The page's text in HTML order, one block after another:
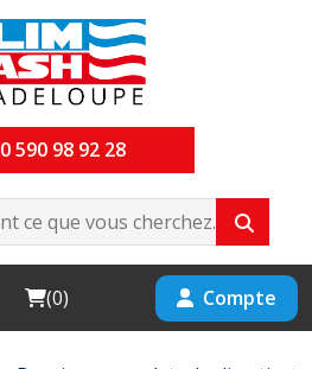
590 98 92 28
Cart
(0) Compte